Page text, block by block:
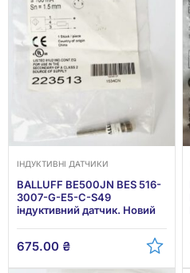
ІНДУКТИВНІ ДАТЧИКИ
BALLUFF BE500JN BES 516-
3007-G-E5-C-S49
індуктивний датчик. Новий
675.00 ₴